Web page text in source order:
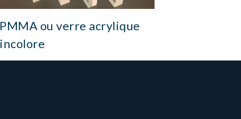
PMMA ou verre acrylique
incolore